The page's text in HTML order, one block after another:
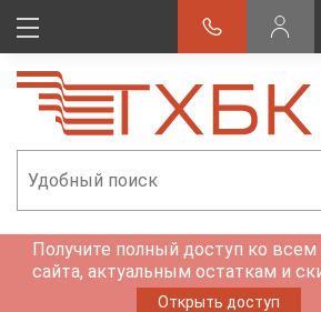
Получите полный доступ ко
сайта, актуальным остаткам и
Открыть доступ